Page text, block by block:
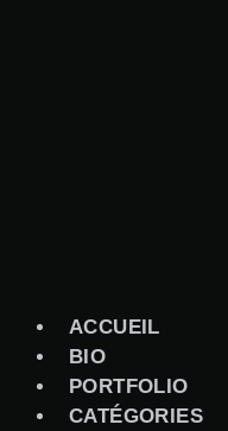
ACCUEIL
BIO
PORTFOLIO
CATÉGORIES